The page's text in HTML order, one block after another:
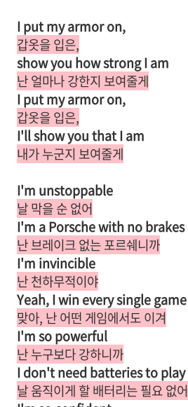
I put my armor on,
갑옷을 입은,
show you how strong I am
난 얼마나 강한지 보여줄게
I put my armor on,
갑옷을 입은,
I'll show you that I am
내가 누군지 보여줄게
I'm unstoppable
날 막을 순 없어
I'm a Porsche with no brakes
난 브레이크 없는 포르쉐니까
I'm invincible
난 천하무적이야
Yeah, I win every single game
맞아, 난 어떤 게임에서도 이겨
I'm so powerful
난 누구보다 강하니까
I don't need batteries to play
날 움직이게 할 배터리는 필요 없어